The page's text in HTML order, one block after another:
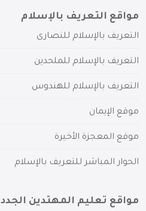
مواقع التعريف بالإسلام
التعريف بالإسلام للنصارى
التعريف بالإسلام للملحدين
التعريف بالإسلام للهندوس
موقع الإيمان
موقع المعجزة الأخيرة
الحوار المباشر للتعريف بالإسلام
مواقع تعليم المهتدين الجدد